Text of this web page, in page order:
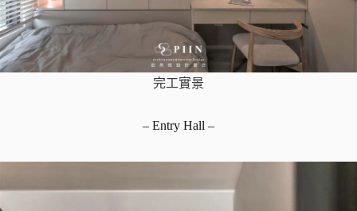
完工實景
– Entry Hall –